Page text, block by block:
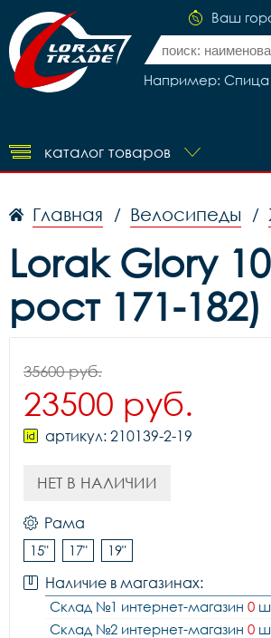
Ваш
Например: Спица
каталог товаров
Главная / Велосипеды /
Lorak Glory
рост 171-
35600 руб.
23500 руб.
артикул: 210139-2-19
НЕТ В НАЛИЧИИ
Рама
15" 17" 19"
Наличие в магазинах:
Склад №1 интернет-магазин 0
Склад №2 интернет-магазин 0